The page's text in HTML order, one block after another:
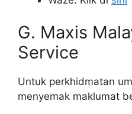
G. Maxis
Service
Untuk perkhidmatan
menyemak maklumat